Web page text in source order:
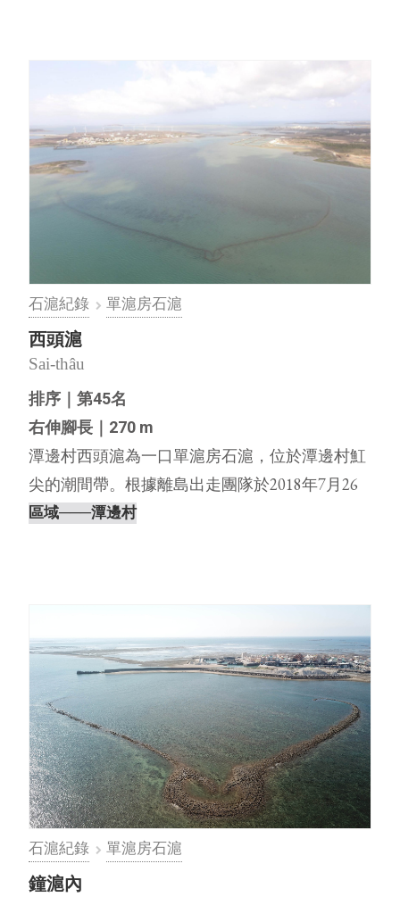
石滬紀錄 單滬房石滬
西頭滬
Sai-thâu
排序｜第45名
右伸腳長｜270 m
潭邊村西頭滬為一口單滬房石滬，位於潭邊村魟
尖的潮間帶。根據離島出走團隊於2018年7月26
日（農曆6月14日，天氣晴，無風）親自前往踏
區域───潭邊村
石滬紀錄 單滬房石滬
鐘滬內